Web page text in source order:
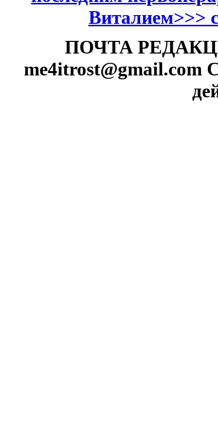
Виталием>>>
ПОЧТА
me4itrost@gmail.com